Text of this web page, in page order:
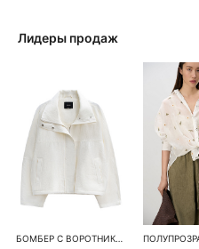
Лидеры продаж
БОМБЕР С ВОРОТНИКОМ-СТОЙКОЙ